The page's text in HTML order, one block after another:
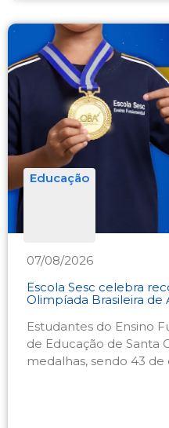
Educação
07/08/2026
Escola Sesc celebra
Olimpíada Brasileira de
Estudantes do Ensino
de Educação de Santa
medalhas, sendo 43 de